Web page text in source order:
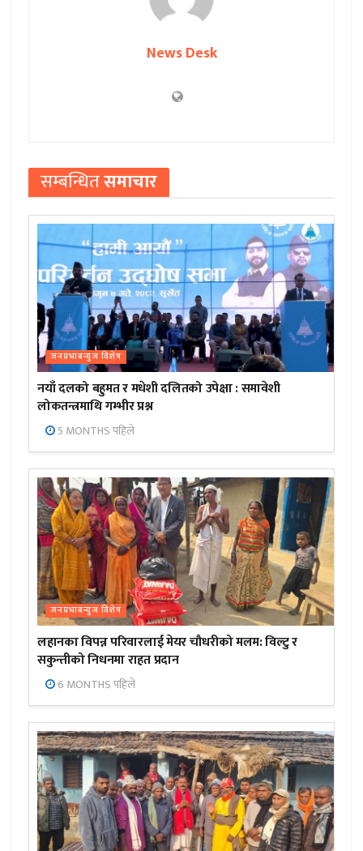
News Desk
सम्बन्धितसमाचार
जनप्रभाबन्युज विशेष
नयाँ दलको बहुमत र मधेशी दलितको उपेक्षा : समावेशी
लोकतन्त्रमाथि गम्भीर प्रश्न
5 MONTHS पहिले
जनप्रभाबन्युज विशेष
लहानका विपन्न परिवारलाई मेयर चौधरीको मलम: विल्टु र
सकुन्तीको निधनमा राहत प्रदान
6 MONTHS पहिले